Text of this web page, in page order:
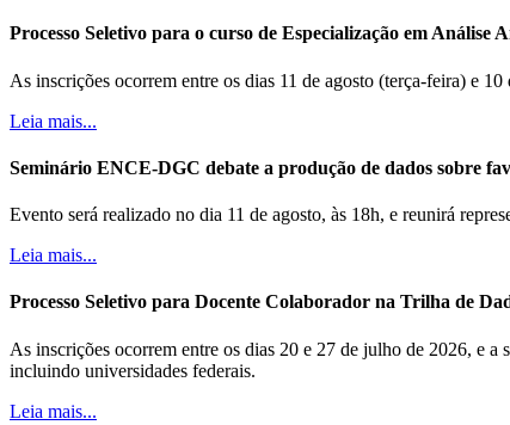
Processo Seletivo para o curso de Especialização em Análise
As inscrições ocorrem entre os dias 11 de agosto (terça-feira) e
Leia mais...
Seminário ENCE-DGC debate a produção de dados sobre
Evento será realizado no dia 11 de agosto, às 18h, e reunirá
Leia mais...
Processo Seletivo para Docente Colaborador na Trilha de
As inscrições ocorrem entre os dias 20 e 27 de julho de 2026, e a
incluindo universidades federais.
Leia mais...